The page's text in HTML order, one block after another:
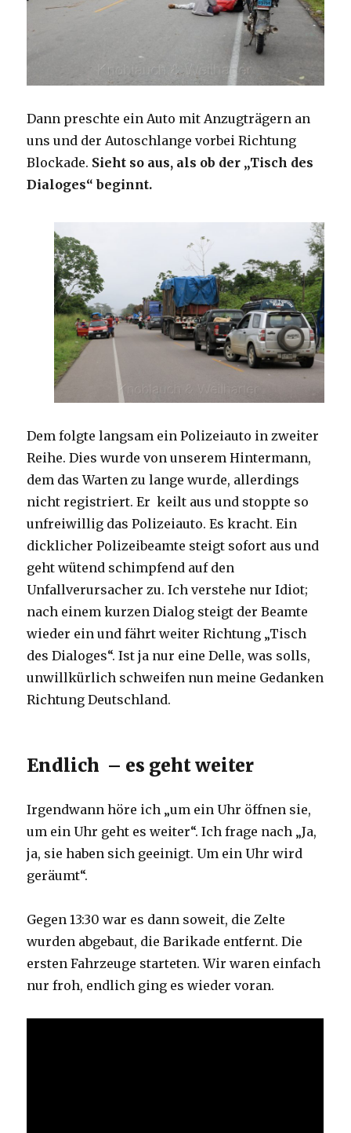
Dann preschte ein Auto mit Anzugträgern an
uns und der Autoschlange vorbei Richtung
Blockade. Sieht so aus, als ob der „Tisch des
Dialoges“ beginnt.
Dem folgte langsam ein Polizeiauto in zweiter
Reihe. Dies wurde von unserem Hintermann,
dem das Warten zu lange wurde, allerdings
nicht registriert. Er keilt aus und stoppte so
unfreiwillig das Polizeiauto. Es kracht. Ein
dicklicher Polizeibeamte steigt sofort aus und
geht wütend schimpfend auf den
Unfallverursacher zu. Ich verstehe nur Idiot;
nach einem kurzen Dialog steigt der Beamte
wieder ein und fährt weiter Richtung „Tisch
des Dialoges“. Ist ja nur eine Delle, was solls,
unwillkürlich schweifen nun meine Gedanken
Richtung Deutschland.
Endlich – es geht weiter
Irgendwann höre ich „um ein Uhr öffnen sie,
um ein Uhr geht es weiter“. Ich frage nach „Ja,
ja, sie haben sich geeinigt. Um ein Uhr wird
geräumt“.
Gegen 13:30 war es dann soweit, die Zelte
wurden abgebaut, die Barikade entfernt. Die
ersten Fahrzeuge starteten. Wir waren einfach
nur froh, endlich ging es wieder voran.